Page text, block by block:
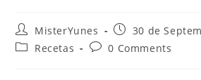
MisterYunes
30 de
Recetas
0 Comments